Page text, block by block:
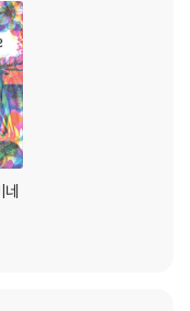
네